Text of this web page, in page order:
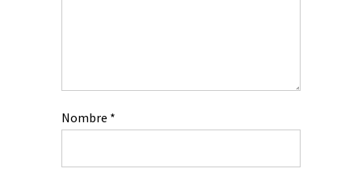
Nombre *